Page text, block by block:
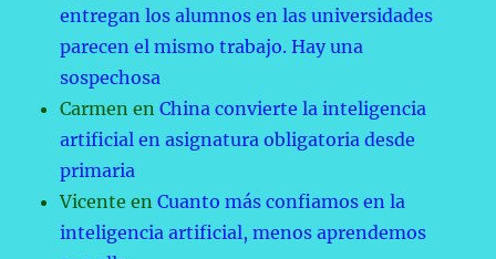
entregan los alumnos en las universidades
parecen el mismo trabajo. Hay una
sospechosa
Carmen enChina convierte la inteligencia
artificial en asignatura obligatoria desde
primaria
Vicente enCuanto más confiamos en la
inteligencia artificial, menos aprendemos